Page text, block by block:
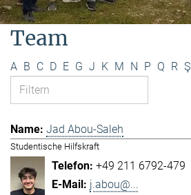
Team
A B C D E G J K M N P Q R Ş
Jad Abou-Saleh
Studentische Hilfskraft
+49 211 6792-479
j.abou@...